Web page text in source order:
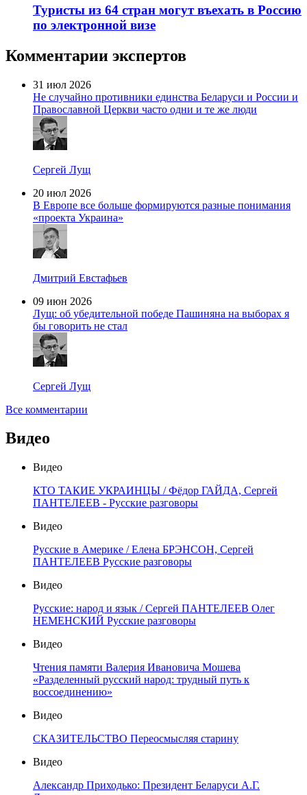
Туристы из 64 стран могут въехать в Россию
по электронной визе
Комментарии экспертов
31 июл 2026
Не случайно противники единства Беларуси и России и
Православной Церкви часто одни и те же люди
Сергей Лущ
20 июл 2026
В Европе все больше формируются разные понимания
«проекта Украина»
Дмитрий Евстафьев
09 июн 2026
Лущ: об убедительной победе Пашиняна на выборах я
бы говорить не стал
Сергей Лущ
Все комментарии
Видео
Видео
КТО ТАКИЕ УКРАИНЦЫ / Фёдор ГАЙДА, Сергей
ПАНТЕЛЕЕВ - Русские разговоры
Видео
Русские в Америке / Елена БРЭНСОН, Сергей
ПАНТЕЛЕЕВ Русские разговоры
Видео
Русские: народ и язык / Сергей ПАНТЕЛЕЕВ Олег
НЕМЕНСКИЙ Русские разговоры
Видео
Чтения памяти Валерия Ивановича Мошева
«Разделенный русский народ: трудный путь к
воссоединению»
Видео
СКАЗИТЕЛЬСТВО Переосмысляя старину
Видео
Александр Приходько: Президент Беларуси А.Г.